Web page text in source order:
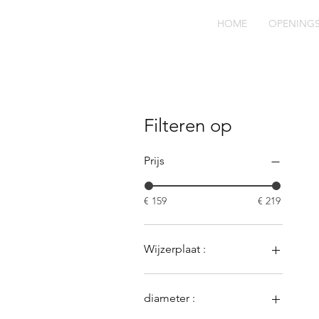
HOME
Filteren op
Prijs
€ 159 € 219
Wijzerplaat :
blauw
grijs
diameter :